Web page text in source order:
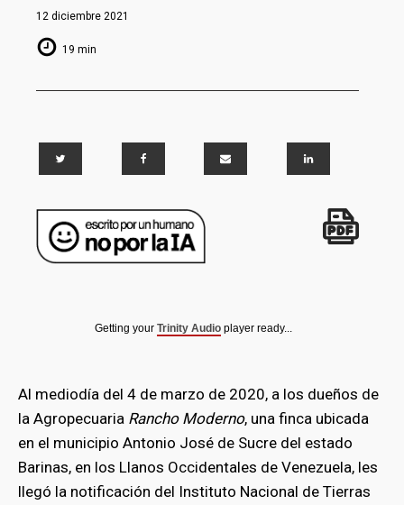
12 diciembre 2021
19 min
Getting your Trinity Audio player ready...
Al mediodía del 4 de marzo de 2020, a los dueños de
la Agropecuaria Rancho Moderno, una finca ubicada
en el municipio Antonio José de Sucre del estado
Barinas, en los Llanos Occidentales de Venezuela, les
llegó la notificación del Instituto Nacional de Tierras